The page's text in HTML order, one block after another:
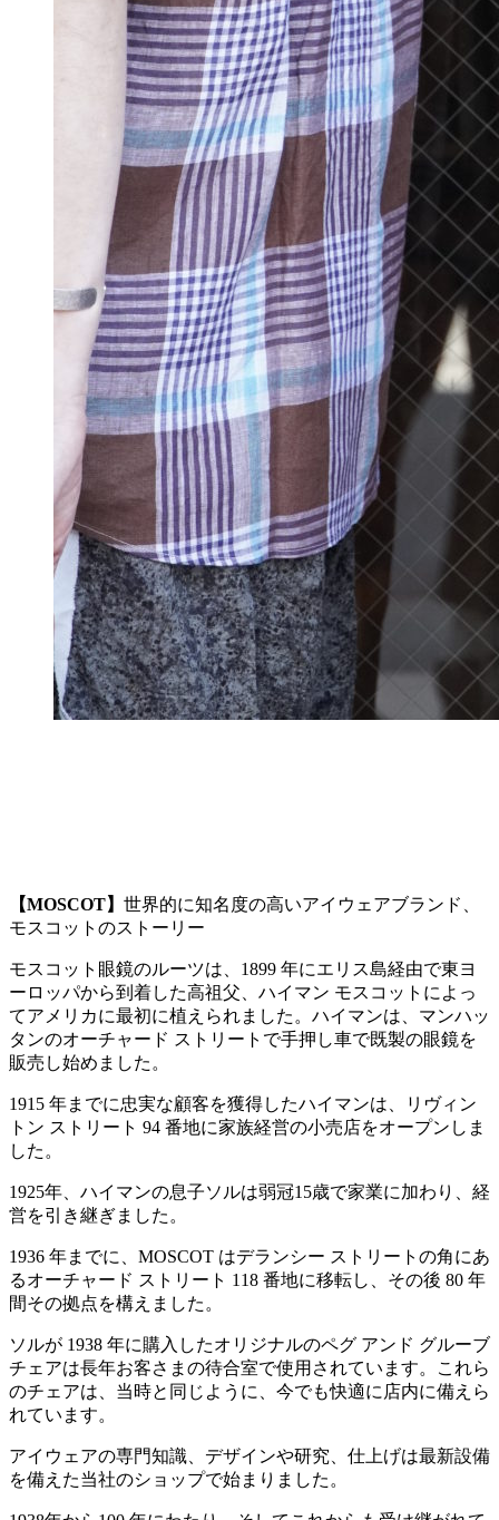
【MOSCOT】 世界的に知名度の高いアイウェアブランド、
モスコットのストーリー
モスコット眼鏡のルーツは、1899 年にエリス島経由で東ヨ
ーロッパから到着した高祖父、ハイマン モスコットによっ
てアメリカに最初に植えられました。ハイマンは、マンハッ
タンのオーチャード ストリートで手押し車で既製の眼鏡を
販売し始めました。
1915 年までに忠実な顧客を獲得したハイマンは、リヴィン
トン ストリート 94 番地に家族経営の小売店をオープンしま
した。
1925年、ハイマンの息子ソルは弱冠15歳で家業に加わり、経
営を引き継ぎました。
1936 年までに、MOSCOT はデランシー ストリートの角にあ
るオーチャード ストリート 118 番地に移転し、その後 80 年
間その拠点を構えました。
ソルが 1938 年に購入したオリジナルのペグ アンド グルーブ
チェアは長年お客さまの待合室で使用されています。これら
のチェアは、当時と同じように、今でも快適に店内に備えら
れています。
アイウェアの専門知識、デザインや研究、仕上げは最新設備
を備えた当社のショップで始まりました。